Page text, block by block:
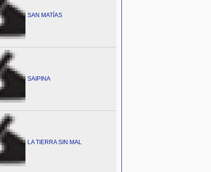
SAN MATÍAS
SAIPINA
LA TIERRA SIN MAL